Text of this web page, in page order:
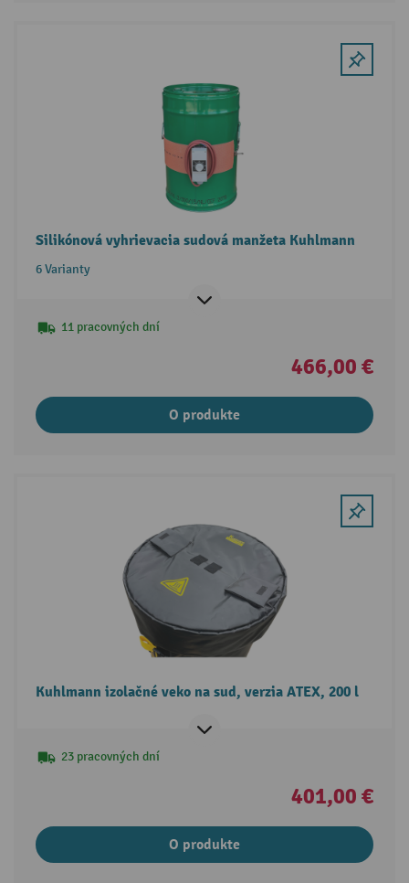
Silikónová vyhrievacia sudová manžeta Kuhlmann
6 Varianty
11 pracovných dní
466,00 €
O produkte
Kuhlmann izolačné veko na sud, verzia ATEX, 200 l
23 pracovných dní
401,00 €
O produkte